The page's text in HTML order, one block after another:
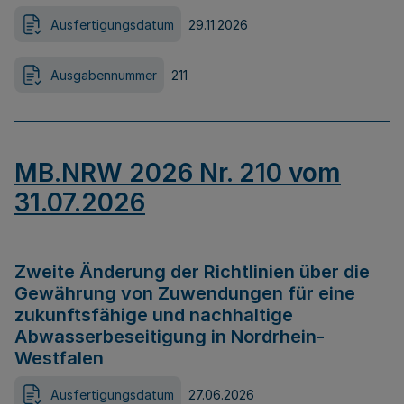
Ausfertigungsdatum 29.11.2026
Ausgabennummer 211
MB.NRW 2026 Nr. 210 vom
31.07.2026
Zweite Änderung der Richtlinien über die
Gewährung von Zuwendungen für eine
zukunftsfähige und nachhaltige
Abwasserbeseitigung in Nordrhein-
Westfalen
Ausfertigungsdatum 27.06.2026